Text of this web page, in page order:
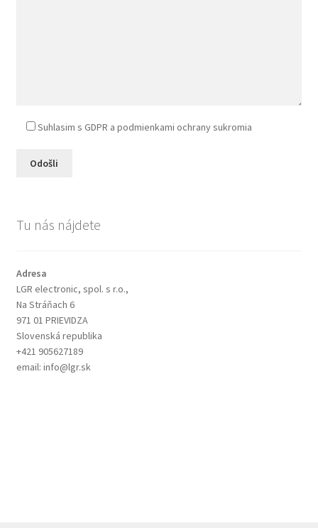
Suhlasim s GDPR a podmienkami ochrany sukromia
Tu nás nájdete
Adresa
LGR electronic, spol. s r.o.,
Na Stráňach 6
971 01 PRIEVIDZA
Slovenská republika
+421 905627189
email: info@lgr.sk